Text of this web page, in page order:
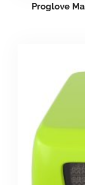
Proglove